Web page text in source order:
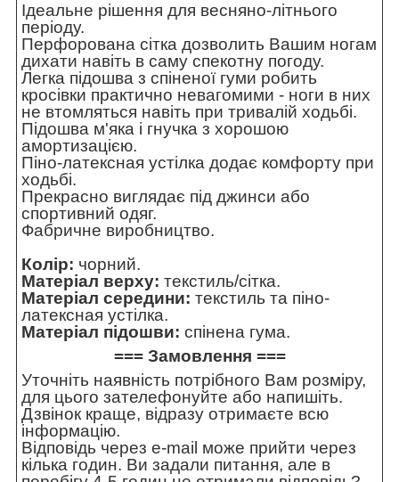
Ідеальне рішення для весняно-літнього
періоду.
Перфорована сітка дозволить Вашим ногам
дихати навіть в саму спекотну погоду.
Легка підошва з спіненої гуми робить
кросівки практично невагомими - ноги в них
не втомляться навіть при тривалій ходьбі.
Підошва м'яка і гнучка з хорошою
амортизацією.
Піно-латексная устілка додає комфорту при
ходьбі.
Прекрасно виглядає під джинси або
спортивний одяг.
Фабричне виробництво.
Колір: чорний.
Матеріал верху: текстиль/сітка.
Матеріал середини: текстиль та піно-
латексная устілка.
Матеріал підошви: спінена гума.
=== Замовлення ===
Уточніть наявність потрібного Вам розміру,
для цього зателефонуйте або напишіть.
Дзвінок краще, відразу отримаєте всю
інформацію.
Відповідь через e-mail може прийти через
кілька годин. Ви задали питання, але в